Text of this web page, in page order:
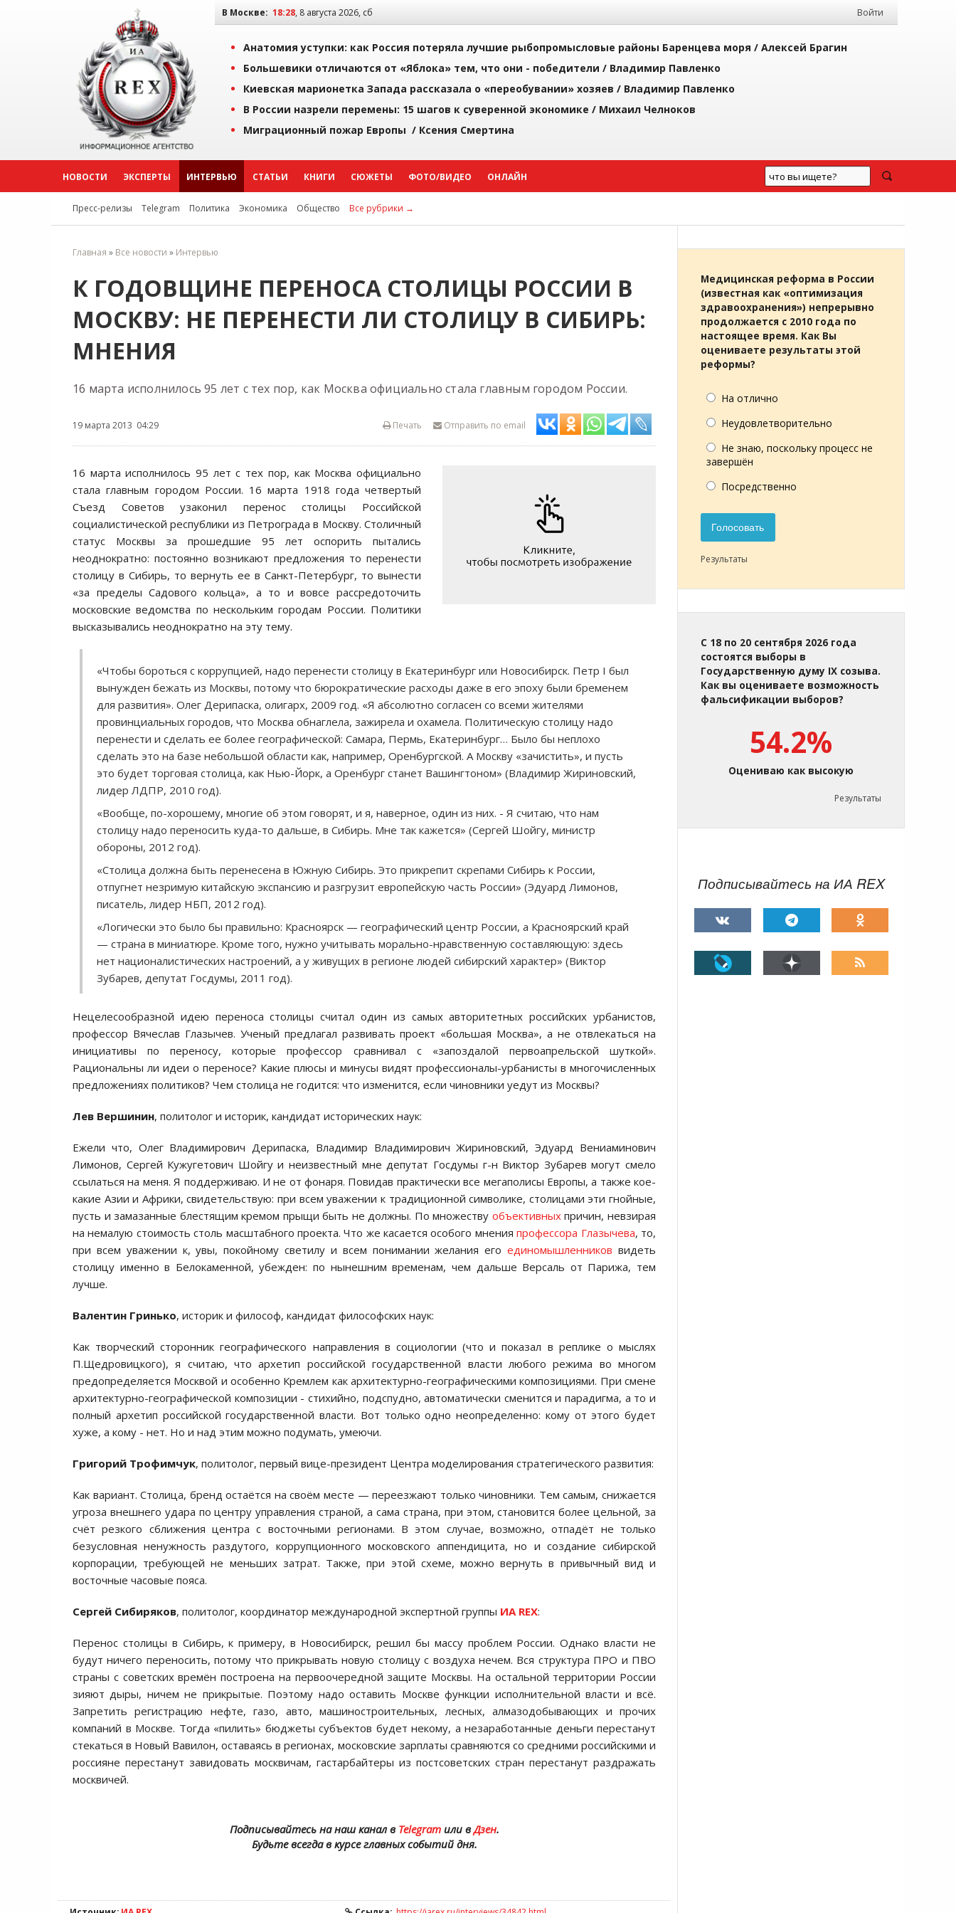
В Москве: 18:28, 8 августа 2026, сб Войти
Анатомия уступки: как Россия потеряла лучшие рыбопромысловые районы Баренцева моря / Алексей Брагин
Большевики отличаются от «Яблока» тем, что они - победители / Владимир Павленко
Киевская марионетка Запада рассказала о «переобувании» хозяев / Владимир Павленко
В России назрели перемены: 15 шагов к суверенной экономике / Михаил Челноков
Миграционный пожар Европы / Ксения Смертина
НОВОСТИ ЭКСПЕРТЫ ИНТЕРВЬЮ СТАТЬИ КНИГИ СЮЖЕТЫ ФОТО/ВИДЕО ОНЛАЙН
Пресс-релизы Telegram Политика Экономика Общество Все рубрики →
Главная » Все новости » Интервью
К ГОДОВЩИНЕ ПЕРЕНОСА СТОЛИЦЫ РОССИИ В
МОСКВУ: НЕ ПЕРЕНЕСТИ ЛИ СТОЛИЦУ В СИБИРЬ:
МНЕНИЯ
16 марта исполнилось 95 лет с тех пор, как Москва официально стала главным городом России.
19 марта 2013 04:29 Отправить по email
Печать
16 марта исполнилось 95 лет с тех пор, как Москва официально
стала главным городом России. 16 марта 1918 года четвертый
Съезд Советов узаконил перенос столицы Российской
социалистической республики из Петрограда в Москву. Столичный
статус Москвы за прошедшие 95 лет оспорить пытались
неоднократно: постоянно возникают предложения то перенести
столицу в Сибирь, то вернуть ее в Санкт-Петербург, то вынести
«за пределы Садового кольца», а то и вовсе рассредоточить
московские ведомства по нескольким городам России. Политики
высказывались неоднократно на эту тему.
«Чтобы бороться с коррупцией, надо перенести столицу в Екатеринбург или Новосибирск. Петр I был
вынужден бежать из Москвы, потому что бюрократические расходы даже в его эпоху были бременем
для развития». Олег Дерипаска, олигарх, 2009 год. «Я абсолютно согласен со всеми жителями
провинциальных городов, что Москва обнаглела, зажирела и охамела. Политическую столицу надо
перенести и сделать ее более географической: Самара, Пермь, Екатеринбург… Было бы неплохо
сделать это на базе небольшой области как, например, Оренбургской. А Москву «зачистить», и пусть
это будет торговая столица, как Нью-Йорк, а Оренбург станет Вашингтоном» (Владимир Жириновский,
лидер ЛДПР, 2010 год).
«Вообще, по-хорошему, многие об этом говорят, и я, наверное, один из них. - Я считаю, что нам
столицу надо переносить куда-то дальше, в Сибирь. Мне так кажется» (Сергей Шойгу, министр
обороны, 2012 год).
«Столица должна быть перенесена в Южную Сибирь. Это прикрепит скрепами Сибирь к России,
отпугнет незримую китайскую экспансию и разгрузит европейскую часть России» (Эдуард Лимонов,
писатель, лидер НБП, 2012 год).
«Логически это было бы правильно: Красноярск — географический центр России, а Красноярский край
— страна в миниатюре. Кроме того, нужно учитывать морально-нравственную составляющую: здесь
нет националистических настроений, а у живущих в регионе людей сибирский характер» (Виктор
Зубарев, депутат Госдумы, 2011 год).
Нецелесообразной идею переноса столицы считал один из самых авторитетных российских урбанистов,
профессор Вячеслав Глазычев. Ученый предлагал развивать проект «большая Москва», а не отвлекаться на
инициативы по переносу, которые профессор сравнивал с «запоздалой первоапрельской шуткой».
Рациональны ли идеи о переносе? Какие плюсы и минусы видят профессионалы-урбанисты в многочисленных
предложениях политиков? Чем столица не годится: что изменится, если чиновники уедут из Москвы?
Лев Вершинин, политолог и историк, кандидат исторических наук:
Ежели что, Олег Владимирович Дерипаска, Владимир Владимирович Жириновский, Эдуард Вениаминович
Лимонов, Сергей Кужугетович Шойгу и неизвестный мне депутат Госдумы г-н Виктор Зубарев могут смело
ссылаться на меня. Я поддерживаю. И не от фонаря. Повидав практически все мегаполисы Европы, а также кое-
какие Азии и Африки, свидетельствую: при всем уважении к традиционной символике, столицами эти гнойные,
пусть и замазанные блестящим кремом прыщи быть не должны. По множеству объективныхпричин, невзирая
на немалую стоимость столь масштабного проекта. Что же касается особого мненияпрофессора Глазычева, то,
при всем уважении к, увы, покойному светилу и всем понимании желания егоединомышленников видеть
столицу именно в Белокаменной, убежден: по нынешним временам, чем дальше Версаль от Парижа, тем
лучше.
Валентин Гринько, историк и философ, кандидат философских наук:
Как творческий сторонник географического направления в социологии (что и показал в реплике о мыслях
П.Щедровицкого), я считаю, что архетип российской государственной власти любого режима во многом
предопределяется Москвой и особенно Кремлем как архитектурно-географическими композициями. При смене
архитектурно-географической композиции - стихийно, подспудно, автоматически сменится и парадигма, а то и
полный архетип российской государственной власти. Вот только одно неопределенно: кому от этого будет
хуже, а кому - нет. Но и над этим можно подумать, умеючи.
Григорий Трофимчук, политолог, первый вице-президент Центра моделирования стратегического развития:
Как вариант. Столица, бренд остаётся на своём месте — переезжают только чиновники. Тем самым, снижается
угроза внешнего удара по центру управления страной, а сама страна, при этом, становится более цельной, за
счёт резкого сближения центра с восточными регионами. В этом случае, возможно, отпадёт не только
безусловная ненужность раздутого, коррупционного московского аппендицита, но и создание сибирской
корпорации, требующей не меньших затрат. Также, при этой схеме, можно вернуть в привычный вид и
восточные часовые пояса.
Сергей Сибиряков, политолог, координатор международной экспертной группы ИА REX:
Перенос столицы в Сибирь, к примеру, в Новосибирск, решил бы массу проблем России. Однако власти не
будут ничего переносить, потому что прикрывать новую столицу с воздуха нечем. Вся структура ПРО и ПВО
страны с советских времён построена на первоочередной защите Москвы. На остальной территории России
зияют дыры, ничем не прикрытые. Поэтому надо оставить Москве функции исполнительной власти и всё.
Запретить регистрацию нефте, газо, авто, машиностроительных, лесных, алмазодобывающих и прочих
компаний в Москве. Тогда «пилить» бюджеты субъектов будет некому, а незаработанные деньги перестанут
стекаться в Новый Вавилон, оставаясь в регионах, московские зарплаты сравняются со средними российскими и
россияне перестанут завидовать москвичам, гастарбайтеры из постсоветских стран перестанут раздражать
москвичей.
Подписывайтесь на наш канал в Telegramили вДзен.
Будьте всегда в курсе главных событий дня.
Медицинская реформа в России
(известная как «оптимизация
здравоохранения») непрерывно
продолжается с 2010 года по
настоящее время. Как Вы
оцениваете результаты этой
реформы?
На отлично
Неудовлетворительно
Не знаю, поскольку процесс не
завершён
Посредственно
Голосовать
Результаты
С 18 по 20 сентября 2026 года
состоятся выборы в
Государственную думу IX созыва.
Как вы оцениваете возможность
фальсификации выборов?
54.2%
Оцениваю как высокую
Результаты
Подписывайтесь на ИА REX